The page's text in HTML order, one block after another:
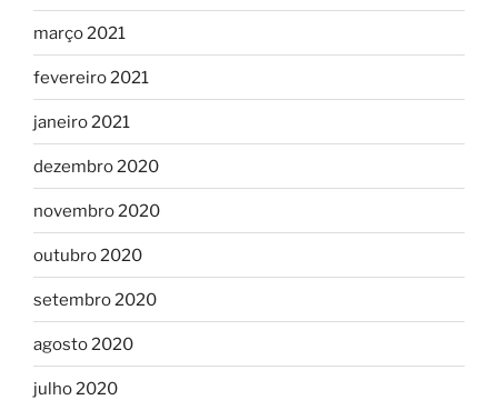
março 2021
fevereiro 2021
janeiro 2021
dezembro 2020
novembro 2020
outubro 2020
setembro 2020
agosto 2020
julho 2020